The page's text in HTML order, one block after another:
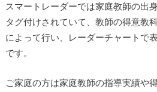
スマートレーダーでは家庭教師の出
タグ付けされていて、教師の得意教
によって行い、レーダーチャートで
です。
ご家庭の方は家庭教師の指導実績や